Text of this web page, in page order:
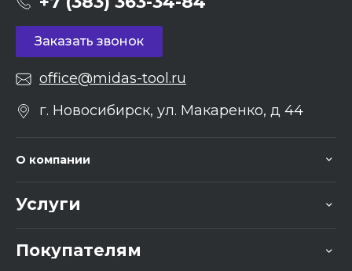
Заказать звонок
office@midas-tool.ru
г. Новосибирск, ул. Макаренко, д 44
О компании
Услуги
Покупателям